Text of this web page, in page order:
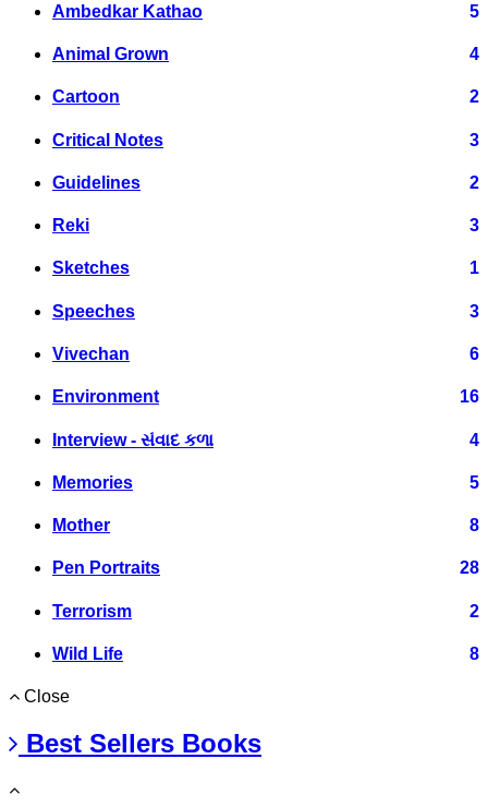
Ambedkar Kathao 5
Animal Grown 4
Cartoon 2
Critical Notes 3
Guidelines 2
Reki 3
Sketches 1
Speeches 3
Vivechan 6
Environment 16
Interview - સંવાદ કળા 4
Memories 5
Mother 8
Pen Portraits 28
Terrorism 2
Wild Life 8
Close
Best Sellers Books